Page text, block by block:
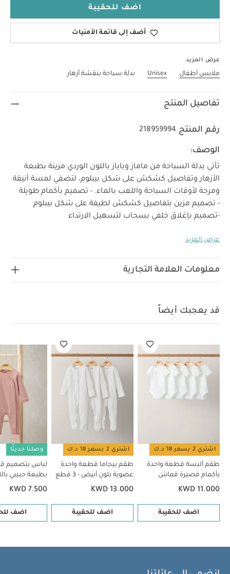
اضف للحقيبة
أضف إلى قائمة الأمنيات
عرض المزيد
ملابس أطفال Unisex بدلة سباحة بنقشة أزهار
تفاصيل المنتج
رقم المنتج 218959994
الوصف:
تأتي بدلة السباحة من ماماز وباباز باللون الوردي مزينة بطبعة
الأزهار وتفاصيل كشكش على شكل بيبلوم، لتضفي لمسة أنيقة
ومرحة لأوقات السباحة واللعب بالماء. - تصميم بأكمام طويلة
- تصميم مزين بتفاصيل كشكش لطيفة على شكل بيبلوم
-تصميم بإغلاق خلفي بسحاب لتسهيل الارتداء
لمزيد من الراحة
خيارًا أنيقًا وممتعًا لكل أوقات السباحة واللعب بالماء. تتميز
الخامة الخارجية: 83% بوليستر، 17% إيلاستان
الداخلية: 100% بوليستر
يُمنع التنظيف الجاف
تنظيف مع ألوان مماثلة وبالجهة الداخلية للخارج
بالماء النقي مباشرة بعد الاستخدام
تترك ليجف بعيدًا عن
الحرارة المباشرة وأشعة الشمس
قد يعجبك أيضاً:
طقم ألبسة
قطعة واحدة بأكمام قصيرة قماش عضوي بلون أبيض - 5 قطع
طقم
بيجاما قطعة واحدة عضوية بلون أبيض - 3 قطع
لباس بتصميم قطعة
عرض المزيد
معلومات العلامة التجارية
قد يعجبك أيضاً
اشتري 2 بسعر 18 د.ك
طقم ألبسة قطعة واحدة
بأكمام قصيرة قماش
عضوي بلون أبيض - 5 قطع
KWD 11.000
اضف للحقيبة
اشتري 2 بسعر 18 د.ك
طقم بيجاما قطعة واحدة
عضوية بلون أبيض - 3 قطع
KWD 13.000
اضف للحقيبة
وصلنا حديثًا
لباس بتصميم
بطبعة حبيبي
KWD 7.500
اضف